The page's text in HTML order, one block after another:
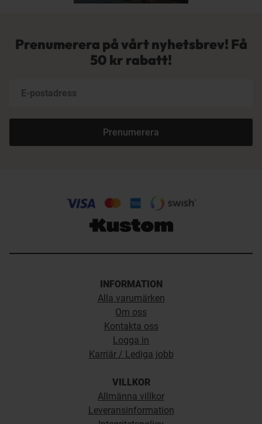
Prenumerera på vårt nyhetsbrev! Få
50 kr rabatt!
Prenumerera
INFORMATION
Alla varumärken
Om oss
Kontakta oss
Logga in
Karriär / Lediga jobb
VILLKOR
Allmänna villkor
Leveransinformation